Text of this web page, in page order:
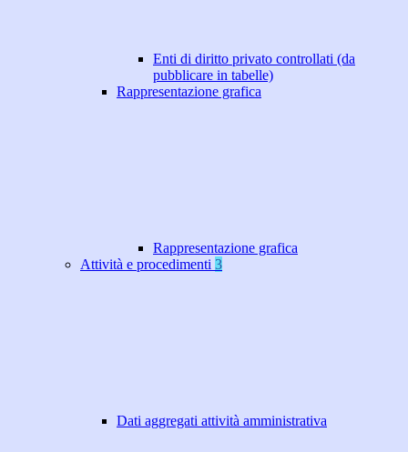
Enti di diritto privato controllati (da
pubblicare in tabelle)
Rappresentazione grafica
Rappresentazione grafica
Attività e procedimenti 3
Dati aggregati attività amministrativa